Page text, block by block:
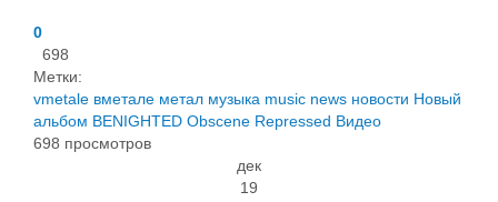
0
698
Метки:
vmetale вметале метал музыка music news новости Новый
альбом BENIGHTED Obscene Repressed Видео
698 просмотров
дек
19